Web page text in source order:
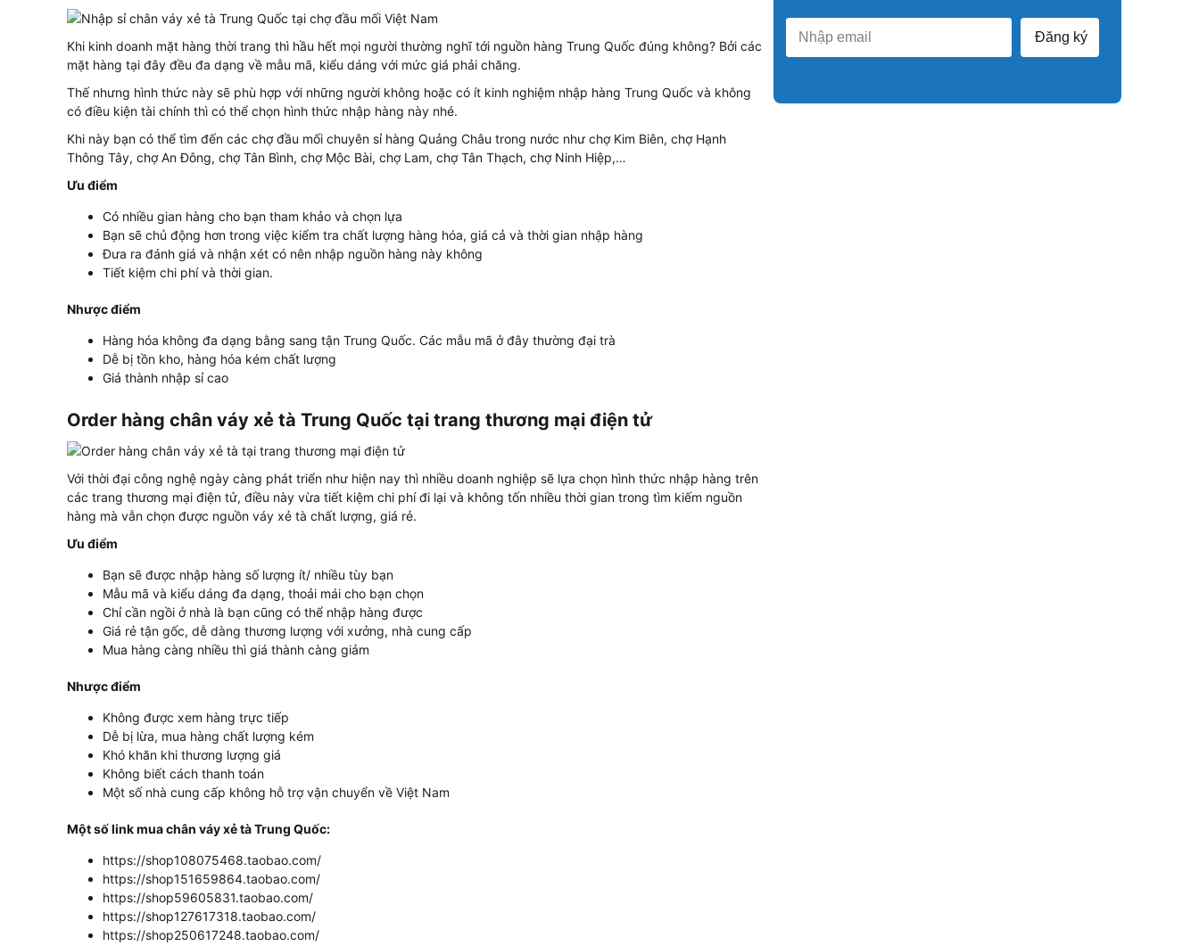
Khi kinh doanh mặt hàng thời trang thì hầu hết mọi người thường nghĩ tới nguồn hàng Trung Quốc đúng không? Bởi các
mặt hàng tại đây đều đa dạng về mẫu mã, kiểu dáng với mức giá phải chăng.
Thế nhưng hình thức này sẽ phù hợp với những người không hoặc có ít kinh nghiệm nhập hàng Trung Quốc và không
có điều kiện tài chính thì có thể chọn hình thức nhập hàng này nhé.
Khi này bạn có thể tìm đến các chợ đầu mối chuyên sỉ hàng Quảng Châu trong nước như chợ Kim Biên, chợ Hạnh
Thông Tây, chợ An Đông, chợ Tân Bình, chợ Mộc Bài, chợ Lam, chợ Tân Thạch, chợ Ninh Hiệp,…
Ưu điểm
Có nhiều gian hàng cho bạn tham khảo và chọn lựa
Bạn sẽ chủ động hơn trong việc kiểm tra chất lượng hàng hóa, giá cả và thời gian nhập hàng
Đưa ra đánh giá và nhận xét có nên nhập nguồn hàng này không
Tiết kiệm chi phí và thời gian.
Nhược điểm
Hàng hóa không đa dạng bằng sang tận Trung Quốc. Các mẫu mã ở đây thường đại trà
Dễ bị tồn kho, hàng hóa kém chất lượng
Giá thành nhập sỉ cao
Order hàng chân váy xẻ tà Trung Quốc tại trang thương mại điện tử
Với thời đại công nghệ ngày càng phát triển như hiện nay thì nhiều doanh nghiệp sẽ lựa chọn hình thức nhập hàng trên
các trang thương mại điện tử, điều này vừa tiết kiệm chi phí đi lại và không tốn nhiều thời gian trong tìm kiếm nguồn
hàng mà vẫn chọn được nguồn váy xẻ tà chất lượng, giá rẻ.
Ưu điểm
Bạn sẽ được nhập hàng số lượng ít/ nhiều tùy bạn
Mẫu mã và kiểu dáng đa dạng, thoải mái cho bạn chọn
Chỉ cần ngồi ở nhà là bạn cũng có thể nhập hàng được
Giá rẻ tận gốc, dễ dàng thương lượng với xưởng, nhà cung cấp
Mua hàng càng nhiều thì giá thành càng giảm
Nhược điểm
Không được xem hàng trực tiếp
Dễ bị lừa, mua hàng chất lượng kém
Khó khăn khi thương lượng giá
Không biết cách thanh toán
Một số nhà cung cấp không hỗ trợ vận chuyển về Việt Nam
Một số link mua chân váy xẻ tà Trung Quốc:
https://shop108075468.taobao.com/
https://shop151659864.taobao.com/
https://shop59605831.taobao.com/
https://shop127617318.taobao.com/
https://shop250617248.taobao.com/
Đăng ký